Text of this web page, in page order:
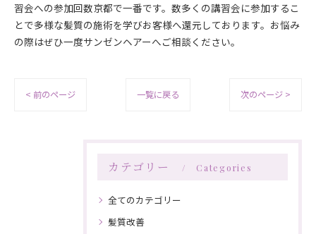
習会への参加回数京都で一番です。数多くの講習会に参加するこ
とで多様な髪質の施術を学びお客様へ還元しております。お悩み
の際はぜひ一度サンゼンヘアーへご相談ください。
< 前のページ 一覧に戻る 次のページ >
カテゴリー Categories
全てのカテゴリー
髪質改善